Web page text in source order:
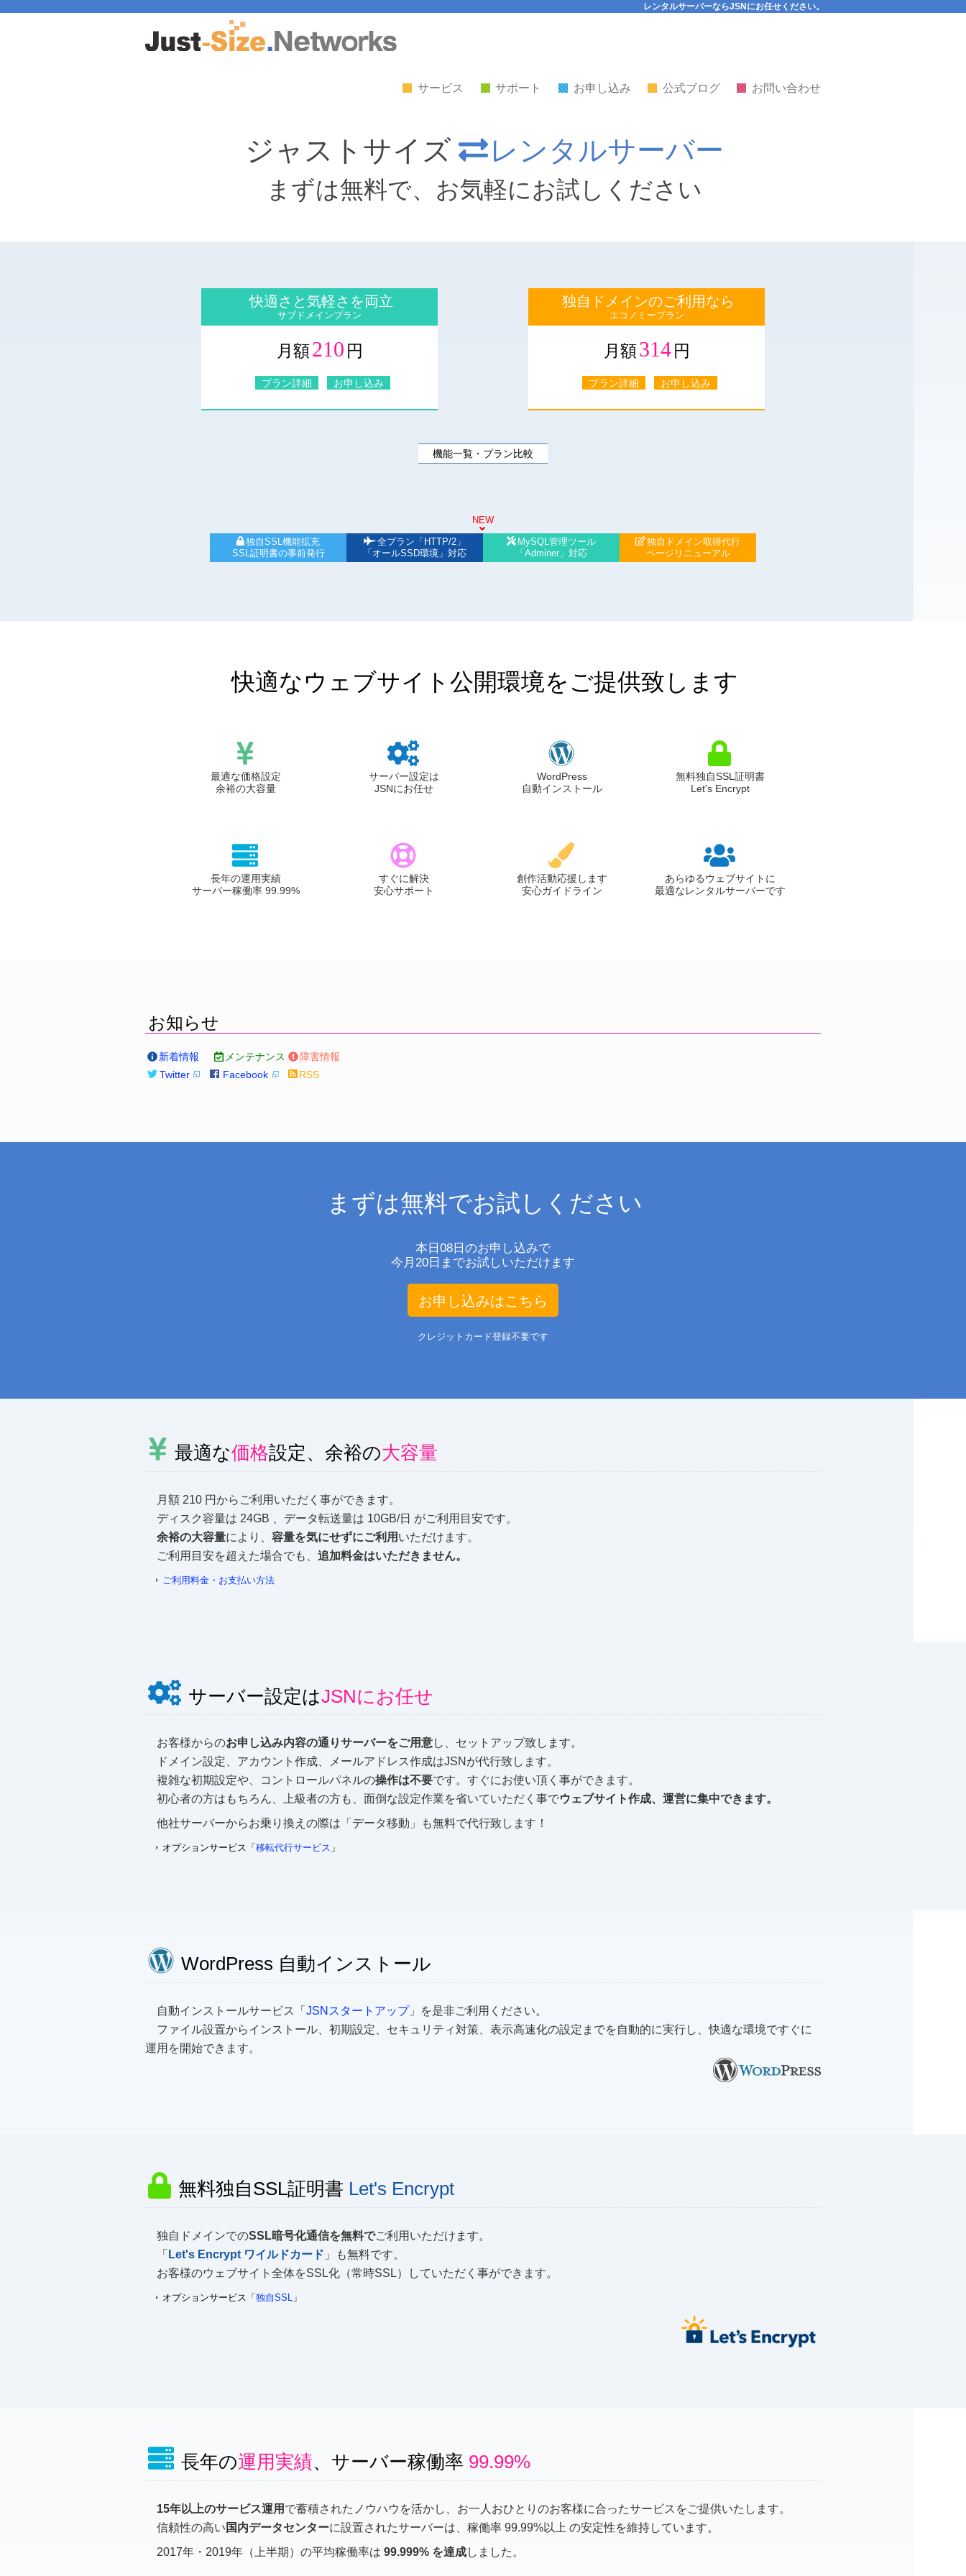
レンタルサーバーならJSNにお任せください。
サービス サポート お申し込み 公式ブログ お問い合わせ
ジャストサイズ レンタルサーバー
まずは無料で、お気軽にお試しください
快適さと気軽さを両立
サブドメインプラン
月額210 円
プラン詳細 お申し込み
独自ドメインのご利用なら
エコノミープラン
月額314 円
プラン詳細 お申し込み
機能一覧・プラン比較
NEW
独自SSL機能拡充
SSL証明書の事前発行
全プラン「HTTP/2」
「オールSSD環境」対応
MySQL管理ツール
「Adminer」対応
独自ドメイン取得代行
ページリニューアル
快適なウェブサイト公開環境をご提供致します
最適な価格設定
余裕の大容量
サーバー設定は
JSNにお任せ
WordPress
自動インストール
無料独自SSL証明書
Let's Encrypt
長年の運用実績
サーバー稼働率 99.99%
すぐに解決
安心サポート
創作活動応援します
安心ガイドライン
あらゆるウェブサイトに
最適なレンタルサーバーです
お知らせ
新着情報 メンテナンス
障害情報
Twitter
Facebook RSS
まずは無料でお試しください
本日08日のお申し込みで
今月20日までお試しいただけます
お申し込みはこちら
クレジットカード登録不要です
最適な価格設定、余裕の大容量
月額 210 円からご利用いただく事ができます。
ディスク容量は 24GB 、データ転送量は 10GB/日 がご利用目安です。
余裕の大容量により、 容量を気にせずにご利用 いただけます。
ご利用目安を超えた場合でも、 追加料金はいただきません。
ご利用料金・お支払い方法
サーバー設定はJSNにお任せ
お客様からのお申し込み内容の通りサーバーをご用意し、セットアップ致します。
ドメイン設定、アカウント作成、メールアドレス作成はJSNが代行致します。
複雑な初期設定や、コントロールパネルの操作は不要です。すぐにお使い頂く事ができます。
初心者の方はもちろん、上級者の方も、面倒な設定作業を省いていただく事でウェブサイト作成、運営に集中できます。
他社サーバーからお乗り換えの際は「データ移動」も無料で代行致します！
オプションサービス「 移転代行サービス 」
WordPress 自動インストール
自動インストールサービス「 JSNスタートアップ」を是非ご利用ください。
ファイル設置からインストール、初期設定、セキュリティ対策、表示高速化の設定までを自動的に実行し、快適な環境ですぐに
運用を開始できます。
無料独自SSL証明書 Let's Encrypt
独自ドメインでのSSL暗号化通信を無料でご利用いただけます。
「 Let's Encrypt ワイルドカード 」も無料です。
お客様のウェブサイト全体をSSL化（常時SSL）していただく事ができます。
オプションサービス「 独自SSL 」
長年の運用実績、サーバー稼働率 99.99%
15年以上のサービス運用 で蓄積されたノウハウを活かし、お一人おひとりのお客様に合ったサービスをご提供いたします。
信頼性の高い 国内データセンターに設置されたサーバーは、稼働率 99.99%以上 の安定性を維持しています。
2017年・2019年（上半期）の平均稼働率は 99.999% を達成しました。